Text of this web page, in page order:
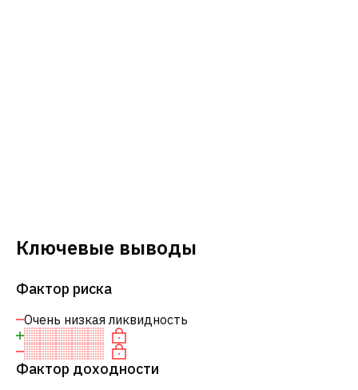
Ключевые выводы
Фактор риска
Очень низкая ликвидность
Фактор доходности